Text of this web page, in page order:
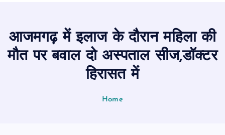
आजमगढ़ में इलाज के दौरान महिला की
मौत पर बवाल दो अस्पताल सीज,डॉक्टर
हिरासत में
Home